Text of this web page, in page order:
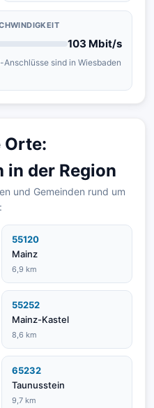
103 Mbit/s
sind in Wiesbaden
Orte:
der Region
und Gemeinden rund um
55120
Mainz
6,9 km
55252
Mainz-Kastel
8,6 km
65232
Taunusstein
9,7 km